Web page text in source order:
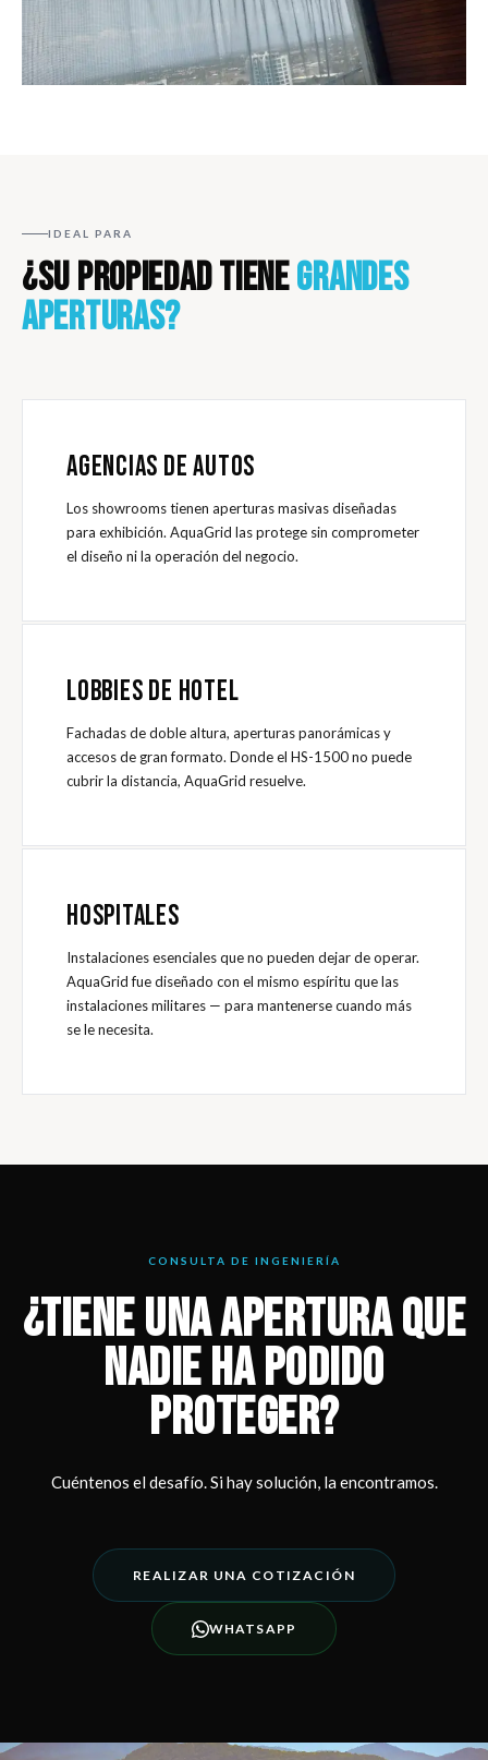
IDEAL PARA
¿SU PROPIEDAD TIENEGRANDES
APERTURAS?
AGENCIAS DE AUTOS
Los showrooms tienen aperturas masivas diseñadas
para exhibición. AquaGrid las protege sin comprometer
el diseño ni la operación del negocio.
LOBBIES DE HOTEL
Fachadas de doble altura, aperturas panorámicas y
accesos de gran formato. Donde el HS-1500 no puede
cubrir la distancia, AquaGrid resuelve.
HOSPITALES
Instalaciones esenciales que no pueden dejar de operar.
AquaGrid fue diseñado con el mismo espíritu que las
instalaciones militares — para mantenerse cuando más
se le necesita.
CONSULTA DE INGENIERÍA
¿TIENE UNA APERTURA QUE
NADIE HA PODIDO
PROTEGER?
Cuéntenos el desafío. Si hay solución, la encontramos.
REALIZAR UNA COTIZACIÓN
WHATSAPP